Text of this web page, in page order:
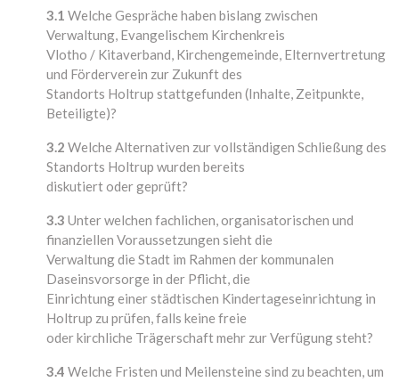
3.1 Welche Gespräche haben bislang zwischen
Verwaltung, Evangelischem Kirchenkreis
Vlotho / Kitaverband, Kirchengemeinde, Elternvertretung
und Förderverein zur Zukunft des
Standorts Holtrup stattgefunden (Inhalte, Zeitpunkte,
Beteiligte)?
3.2 Welche Alternativen zur vollständigen Schließung des
Standorts Holtrup wurden bereits
diskutiert oder geprüft?
3.3 Unter welchen fachlichen, organisatorischen und
finanziellen Voraussetzungen sieht die
Verwaltung die Stadt im Rahmen der kommunalen
Daseinsvorsorge in der Pflicht, die
Einrichtung einer städtischen Kindertageseinrichtung in
Holtrup zu prüfen, falls keine freie
oder kirchliche Trägerschaft mehr zur Verfügung steht?
3.4 Welche Fristen und Meilensteine sind zu beachten, um